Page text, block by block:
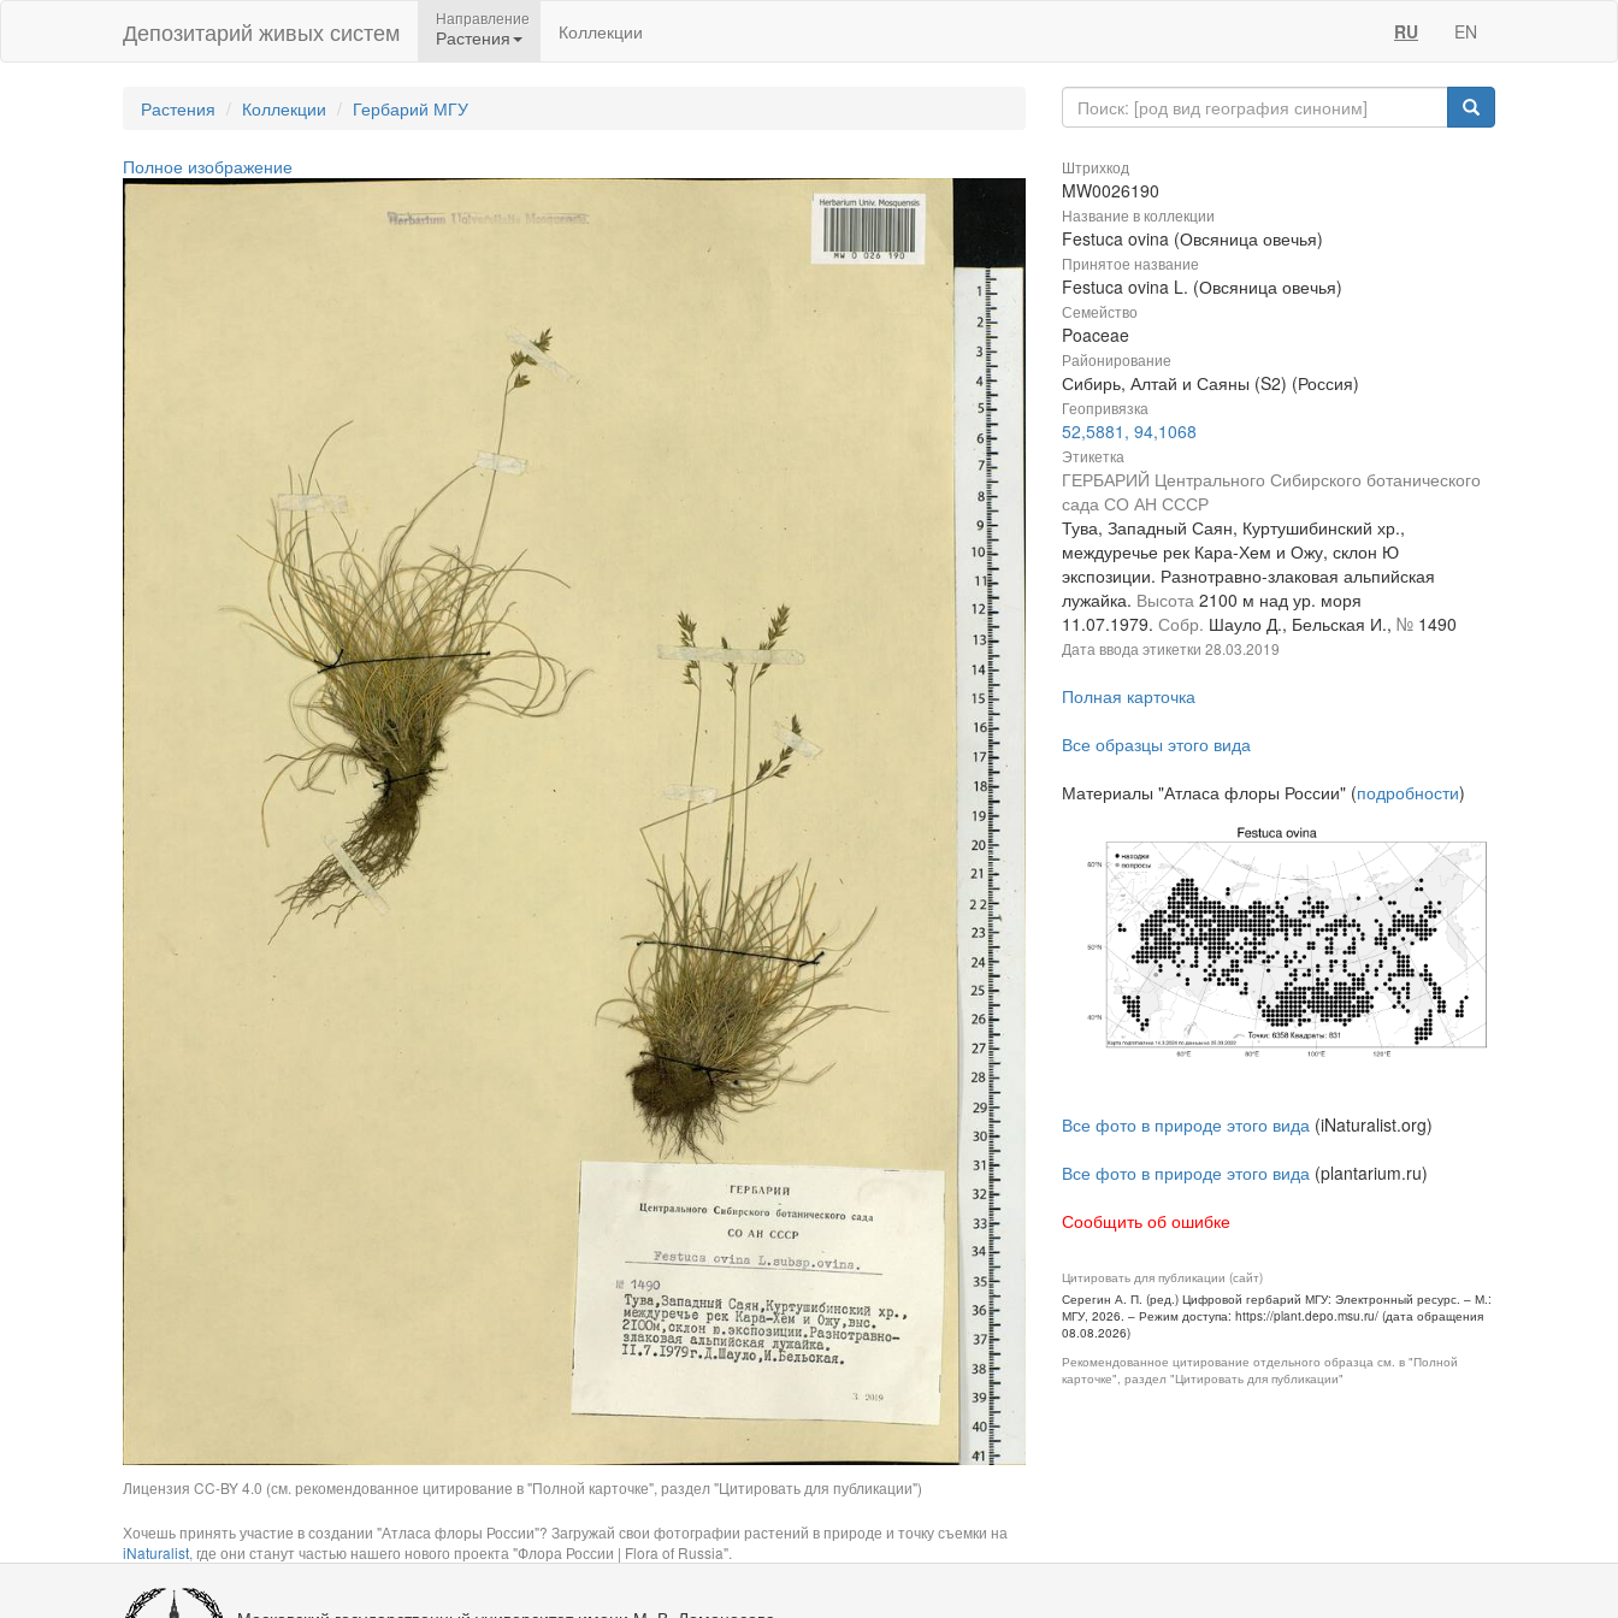
Депозитарий живых систем Направление
Растения Коллекции RU EN
Растения Коллекции Гербарий МГУ
Полное изображение
Лицензия CC-BY 4.0 (см. рекомендованное цитирование в "Полной карточке", раздел "Цитировать для публикации")
Хочешь принять участие в создании "Атласа флоры России"? Загружай свои фотографии растений в природе и точку съемки на
iNaturalist, где они станут частью нашего нового проекта "Флора России | Flora of Russia".
Штрихкод
MW0026190
Название в коллекции
Festuca ovina (Овсяница овечья)
Принятое название
Festuca ovina L. (Овсяница овечья)
Семейство
Poaceae
Районирование
Сибирь, Алтай и Саяны (S2) (Россия)
Геопривязка
52,5881, 94,1068
Этикетка
ГЕРБАРИЙ Центрального Сибирского ботанического
сада СО АН СССР
Тува, Западный Саян, Куртушибинский хр.,
междуречье рек Кара-Хем и Ожу, склон Ю
экспозиции. Разнотравно-злаковая альпийская
лужайка. Высота 2100 м над ур. моря
11.07.1979. Собр. Шауло Д., Бельская И., № 1490
Дата ввода этикетки 28.03.2019
Полная карточка
Все образцы этого вида
Материалы "Атласа флоры России" (подробности)
Все фото в природе этого вида (iNaturalist.org)
Все фото в природе этого вида (plantarium.ru)
Сообщить об ошибке
Цитировать для публикации (сайт)
Серегин А. П. (ред.) Цифровой гербарий МГУ: Электронный ресурс. – М.:
МГУ, 2026. – Режим доступа: https://plant.depo.msu.ru/ (дата обращения
08.08.2026)
Рекомендованное цитирование отдельного образца см. в "Полной
карточке", раздел "Цитировать для публикации"